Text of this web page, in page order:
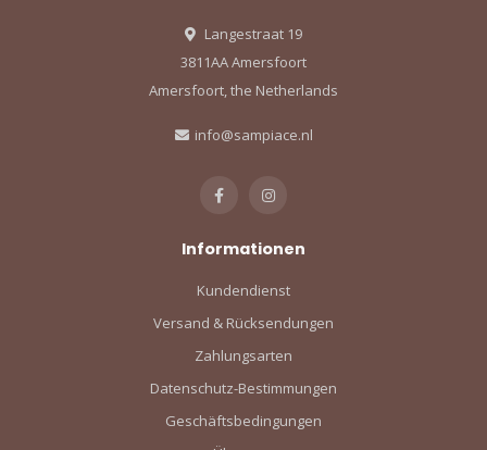
Langestraat 19
3811AA Amersfoort
Amersfoort, the Netherlands
info@sampiace.nl
Informationen
Kundendienst
Versand & Rücksendungen
Zahlungsarten
Datenschutz-Bestimmungen
Geschäftsbedingungen